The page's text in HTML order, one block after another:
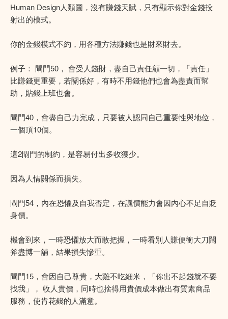
Human Design人類圖，沒有賺錢天賦，只有顯示你對金錢投
射出的模式。
你的金錢模式不約，用各種方法賺錢也是財來財去。
例子： 閘門50， 會受人錢財，盡自己責任顧一切，「責任」
比賺錢更重要，若關係好，有時不用錢他們也會為盡責而幫
助，貼錢上班也會。
閘門40，會盡自己力完成，只要被人認同自己重要性與地位，
一個頂10個。
這2閘門的制約，是容易付出多收獲少。
因為人情關係而損失。
閘門54，內在恐懼及自我否定，在議價能力會因內心不足自貶
身價。
機會到來，一時恐懼放大而敢把握，一時看別人賺便衝大刀闊
斧盡博一舖，結果損失慘重。
閘門15，會因自己尊貴，大雞不吃細米，「你出不起錢就不要
找我」， 收人貴價，同時也捨得用貴價成本做出有質素商品
服務，使肯花錢的人滿意。